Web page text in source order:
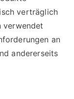
verträglich
verwendet
an
andererseits